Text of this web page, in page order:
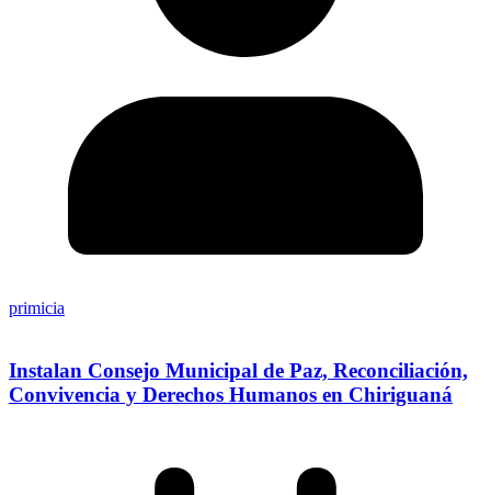
primicia
Instalan Consejo Municipal de Paz, Reconciliación,
Convivencia y Derechos Humanos en Chiriguaná